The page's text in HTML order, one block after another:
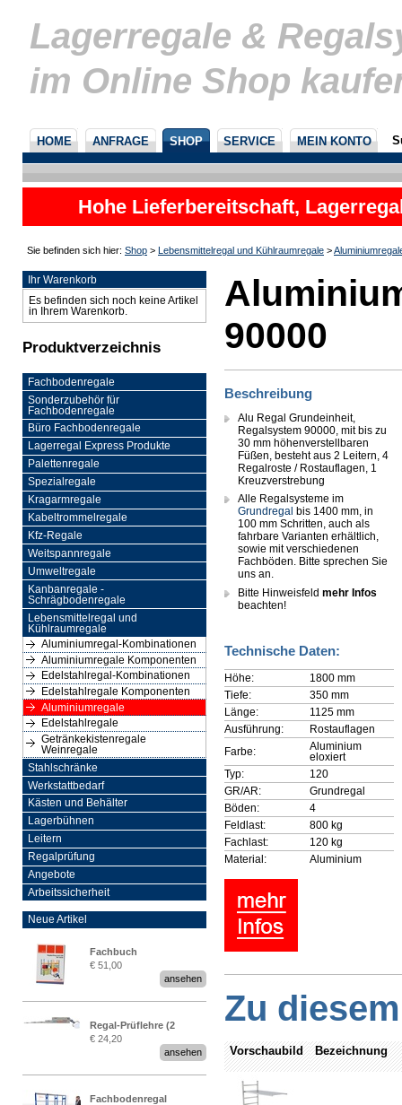
Lagerregale &
im Online Shop
HOME ANFRAGE SHOP SERVICE MEIN KONTO
Hohe Lieferbereitschaft,
nicht
Sie befinden sich hier: Shop > Lebensmittelregal und Kühlraumregale >
Ihr Warenkorb
Es befinden sich noch keine Artikel
in Ihrem Warenkorb.
Produktverzeichnis
Fachbodenregale
Sonderzubehör für
Fachbodenregale
Büro Fachbodenregale
Lagerregal Express Produkte
Palettenregale
Spezialregale
Kragarmregale
Kabeltrommelregale
Kfz-Regale
Weitspannregale
Umweltregale
Kanbanregale -
Schrägbodenregale
Lebensmittelregal und
Kühlraumregale
Aluminiumregal-Kombinationen
Aluminiumregale Komponenten
Edelstahlregal-Kombinationen
Edelstahlregale Komponenten
Aluminiumregale
Edelstahlregale
Getränkekistenregale
Weinregale
Stahlschränke
Werkstattbedarf
Kästen und Behälter
Lagerbühnen
Leitern
Regalprüfung
Angebote
Arbeitssicherheit
Neue Artikel
Fachbuch
„Regalprüfung nach DIN
€ 51,00
ansehen
Regal-Prüflehre (2
Stück)
€ 24,20
ansehen
Fachbodenregal
90000
Beschreibung
Alu Regal Grundeinheit,
Regalsystem 90000, mit bis zu
30 mm höhenverstellbaren
Füßen, besteht aus 2 Leitern, 4
Regalroste / Rostauflagen, 1
Kreuzverstrebung
Alle Regalsysteme im
Grundregal bis 1400 mm, in
100 mm Schritten, auch als
fahrbare Varianten erhältlich,
sowie mit verschiedenen
Fachböden. Bitte sprechen Sie
uns an.
Bitte Hinweisfeld mehr Infos
beachten!
Technische Daten:
Höhe:
1800 mm
Tiefe:
350 mm
Länge:
1125 mm
Ausführung:
Rostauflagen
Farbe:
Aluminium
eloxiert
Typ:
120
GR/AR:
Grundregal
Böden:
4
Feldlast:
800 kg
Fachlast:
120 kg
Material:
Aluminium
Zu
Vorschaubild Bezeichnung